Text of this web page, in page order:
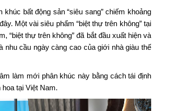
bất động sản “siêu sang” chiếm khoảng
Một vài siêu phẩm “biệt thự trên không” tại
“biệt thự trên không” đã bắt đầu xuất hiện và
nhu cầu ngày càng cao của giới nhà giàu thế
làm mới phân khúc này bằng cách tái định
tại Việt Nam.